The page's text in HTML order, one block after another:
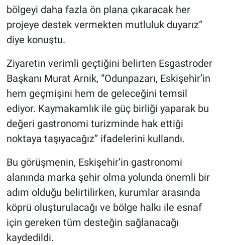
bölgeyi daha fazla ön plana çıkaracak her
projeye destek vermekten mutluluk duyarız”
diye konuştu.
Ziyaretin verimli geçtiğini belirten Esgastroder
Başkanı Murat Arnik, “Odunpazarı, Eskişehir’in
hem geçmişini hem de geleceğini temsil
ediyor. Kaymakamlık ile güç birliği yaparak bu
değeri gastronomi turizminde hak ettiği
noktaya taşıyacağız” ifadelerini kullandı.
Bu görüşmenin, Eskişehir’in gastronomi
alanında marka şehir olma yolunda önemli bir
adım olduğu belirtilirken, kurumlar arasında
köprü oluşturulacağı ve bölge halkı ile esnaf
için gereken tüm desteğin sağlanacağı
kaydedildi.